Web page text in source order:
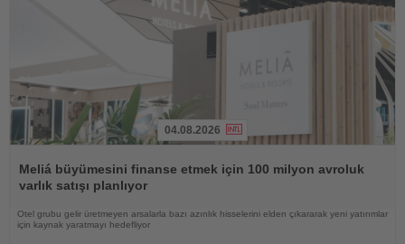
Oku
04.08.2026
Meliá büyümesini finanse etmek için 100 milyon avroluk
varlık satışı planlıyor
Otel grubu gelir üretmeyen arsalarla bazı azınlık hisselerini elden çıkararak yeni yatırımlar
için kaynak yaratmayı hedefliyor